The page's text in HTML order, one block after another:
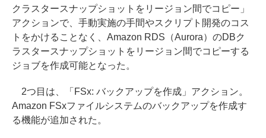
クラスタースナップショットをリージョン間でコピー」
アクションで、手動実施の手間やスクリプト開発のコス
トをかけることなく、Amazon RDS（Aurora）のDBク
ラスタースナップショットをリージョン間でコピーする
ジョブを作成可能となった。
2つ目は、「FSx: バックアップを作成」アクション。
Amazon FSxファイルシステムのバックアップを作成す
る機能が追加された。